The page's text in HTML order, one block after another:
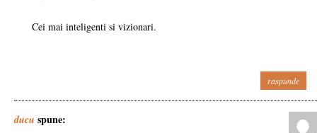
Cei mai inteligenti si vizionari.
raspunde
ducu spune: